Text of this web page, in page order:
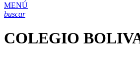
MENÚ
buscar
COLEGIO